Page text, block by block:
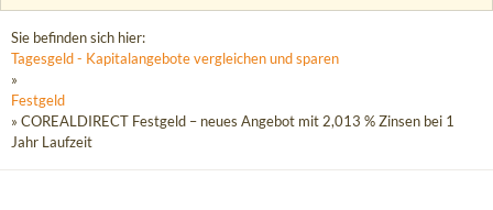
Sie befinden sich hier:
Tagesgeld - Kapitalangebote vergleichen und sparen
»
Festgeld
» COREALDIRECT Festgeld – neues Angebot mit 2,013 % Zinsen bei 1
Jahr Laufzeit